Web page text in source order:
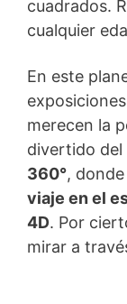
cuadrados.
cualquier
En este
merecen la
divertido del
360°,
viaje en el
4D. Por
mirar a